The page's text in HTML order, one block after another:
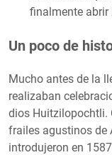
finalmente abrir
Un poco de
Mucho antes de la
realizaban
dios Huitzilopochtli.
frailes agustinos de
introdujeron en